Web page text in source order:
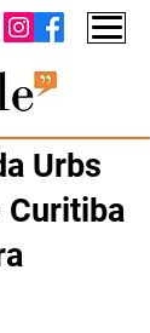
Urbs
Curitiba